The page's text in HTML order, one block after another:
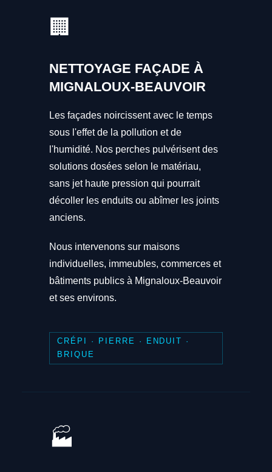
🏢
NETTOYAGE FAÇADE À
MIGNALOUX-BEAUVOIR
Les façades noircissent avec le temps
sous l'effet de la pollution et de
l'humidité. Nos perches pulvérisent des
solutions dosées selon le matériau,
sans jet haute pression qui pourrait
décoller les enduits ou abîmer les joints
anciens.
Nous intervenons sur maisons
individuelles, immeubles, commerces et
bâtiments publics à Mignaloux-Beauvoir
et ses environs.
CRÉPI · PIERRE · ENDUIT ·
BRIQUE
🏭